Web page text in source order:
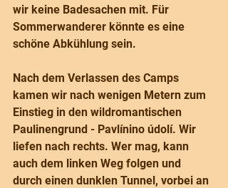
wir keine Badesachen mit. Für
Sommerwanderer könnte es eine
schöne Abkühlung sein.
Nach dem Verlassen des Camps
kamen wir nach wenigen Metern zum
Einstieg in den wildromantischen
Paulinengrund - Pavlínino údolí. Wir
liefen nach rechts. Wer mag, kann
auch dem linken Weg folgen und
durch einen dunklen Tunnel, vorbei an